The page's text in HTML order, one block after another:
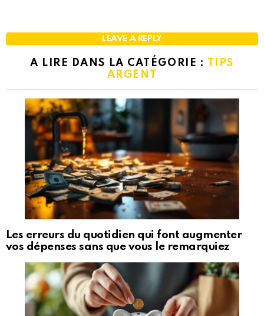
LEAVE A REPLY
A LIRE DANS LA CATÉGORIE : TIPS
ARGENT
Les erreurs du quotidien qui font augmenter
vos dépenses sans que vous le remarquiez